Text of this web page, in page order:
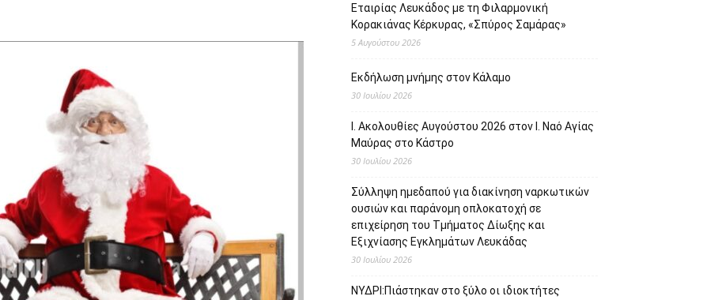
Εταιρίας Λευκάδος με τη Φιλαρμονική
Κορακιάνας Κέρκυρας, «Σπύρος Σαμάρας»
5 Αυγούστου 2026
Εκδήλωση μνήμης στον Κάλαμο
30 Ιουλίου 2026
Ι. Ακολουθίες Αυγούστου 2026 στον Ι. Ναό Αγίας
Μαύρας στο Κάστρο
30 Ιουλίου 2026
Σύλληψη ημεδαπού για διακίνηση ναρκωτικών
ουσιών και παράνομη οπλοκατοχή σε
επιχείρηση του Τμήματος Δίωξης και
Εξιχνίασης Εγκλημάτων Λευκάδας
30 Ιουλίου 2026
ΝΥΔΡΙ:Πιάστηκαν στο ξύλο οι ιδιοκτήτες